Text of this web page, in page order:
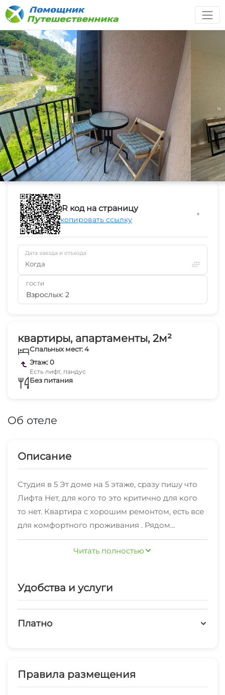
квартиры, апартаменты, 2м²
Спальных мест: 4
Этаж: 0
Есть лифт, пандус
Без питания
Об отеле
Описание
Студия в 5 Эт доме на 5 этаже, сразу пишу что
Лифта Нет, для кого то это критично для кого
то нет. Квартира с хорошим ремонтом, есть все
для комфортного проживания . Рядом
остановки, магазин пятерочка, магнит, пекарни,
кафе и т. Д. 15-20 мин пешком и Вы на границе
квартиру, и думаю отдых Вам
евро» и кухня-столовая сдаётся на
Читать полностью
Удобства и услуги
Платно
Правила размещения
QR код на страницу
Скопировать ссылку
▼
Дата заезда и отъезда
Когда
ГОСТИ
Взрослых: 2